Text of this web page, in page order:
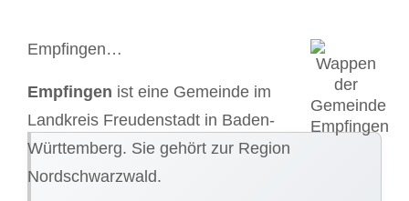
Empfingen…
Empfingen ist eine Gemeinde im
Landkreis Freudenstadt in Baden-
Württemberg. Sie gehört zur Region
Nordschwarzwald.